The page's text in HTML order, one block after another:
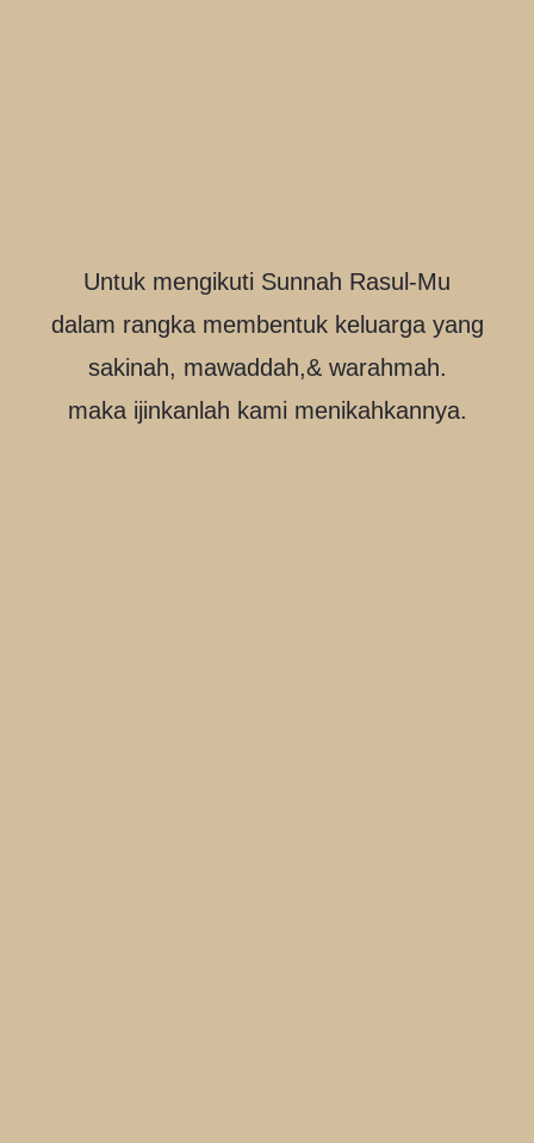
Untuk mengikuti Sunnah Rasul-Mu
dalam rangka membentuk keluarga yang
sakinah, mawaddah,& warahmah.
maka ijinkanlah kami menikahkannya.